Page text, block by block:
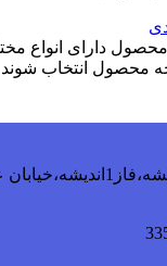
محصول دارای انواع
محصول انتخاب شوند
تهران،شهر جدید